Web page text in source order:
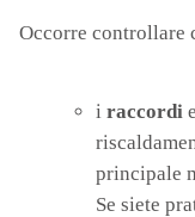
Occorre controllare
i raccordi
principale
Se siete